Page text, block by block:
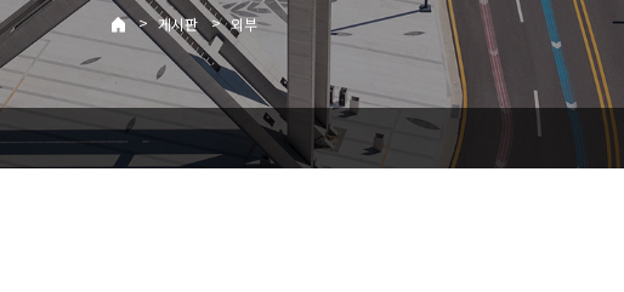
> 게시판 > 외부